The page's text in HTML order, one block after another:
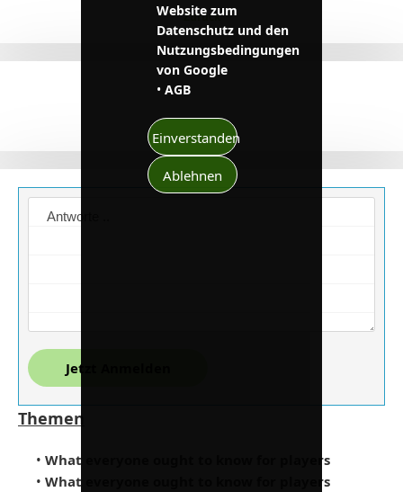
Website zum
Datenschutz und den
Nutzungsbedingungen
von Google
•AGB
Einverstanden
Ablehnen
Zurück
Jetzt Anmelden
Themen
• What everyone ought to know for players
• What everyone ought to know for players